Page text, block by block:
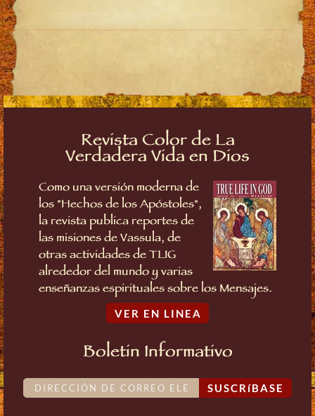
Revista Color de La
Verdadera Vida en Dios
Como una versión moderna de
los "Hechos de los Apóstoles",
la revista publica reportes de
las misiones de Vassula, de
otras actividades de TLIG
alrededor del mundo y varias
enseñanzas espirituales sobre los Mensajes.
VER EN LINEA
Boletin Informativo
SUSCRíBASE